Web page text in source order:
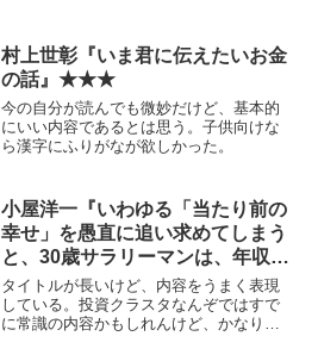
村上世彰『いま君に伝えたいお金
の話』★★★
今の自分が読んでも微妙だけど、基本的
にいい内容であるとは思う。子供向けな
ら漢字にふりがなが欲しかった。
小屋洋一『いわゆる「当たり前の
幸せ」を愚直に追い求めてしまう
と、30歳サラリーマンは、年収
1000万円でも破産します。』
★★★★
タイトルが長いけど、内容をうまく表現
している。投資クラスタなんぞではすで
に常識の内容かもしれんけど、かなりい